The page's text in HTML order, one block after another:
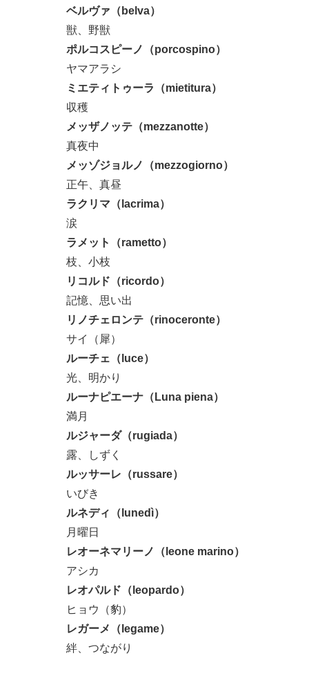
ベルヴァ（belva）
獣、野獣
ポルコスピーノ（porcospino）
ヤマアラシ
ミエティトゥーラ（mietitura）
収穫
メッザノッテ（mezzanotte）
真夜中
メッゾジョルノ（mezzogiorno）
正午、真昼
ラクリマ（lacrima）
涙
ラメット（rametto）
枝、小枝
リコルド（ricordo）
記憶、思い出
リノチェロンテ（rinoceronte）
サイ（犀）
ルーチェ（luce）
光、明かり
ルーナピエーナ（Luna piena）
満月
ルジャーダ（rugiada）
露、しずく
ルッサーレ（russare）
いびき
ルネディ（lunedì）
月曜日
レオーネマリーノ（leone marino）
アシカ
レオパルド（leopardo）
ヒョウ（豹）
レガーメ（legame）
絆、つながり